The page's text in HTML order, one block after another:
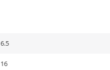
6.5
16